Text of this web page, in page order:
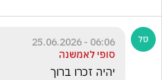
06:06 - 25.06.2026
סופי לאמשנה
יהיה זכרו ברוך